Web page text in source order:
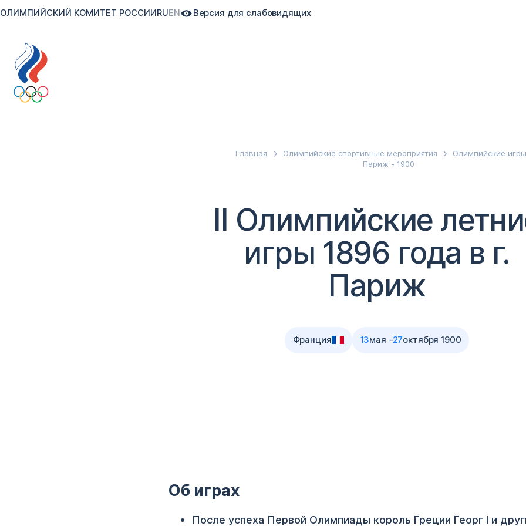
ОЛИМПИЙСКИЙ КОМИТЕТ РОССИИ RUEN Версия для слабовидящих
Главная Олимпийские спортивные мероприятия
Олимпийские игры
Париж - 1900
II Олимпийские
игры 1896 года в г.
Париж
Франция 13мая –27октября 1900
Об играх
После успеха Первой Олимпиады король Греции Георг I и